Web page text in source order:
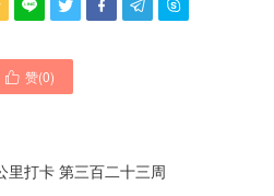
    
 赞(0)
里打卡 第三百二十三周